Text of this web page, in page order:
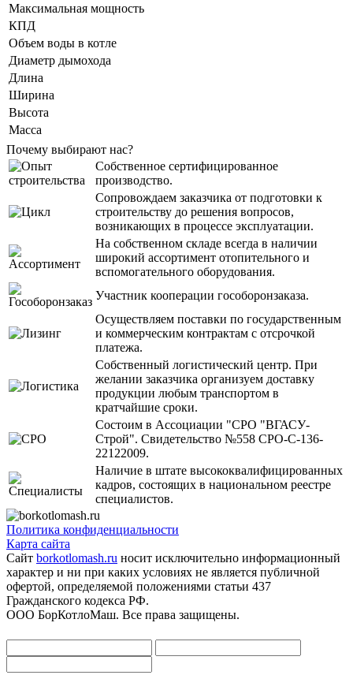
Максимальная мощность
КПД
Объем воды в котле
Диаметр дымохода
Длина
Ширина
Высота
Масса
Почему выбирают нас?
Собственное сертифицированное
производство.
Сопровождаем заказчика от подготовки к
строительству до решения вопросов,
возникающих в процессе эксплуатации.
На собственном складе всегда в наличии
широкий ассортимент отопительного и
вспомогательного оборудования.
Участник кооперации гособоронзаказа.
Осуществляем поставки по государственным
и коммерческим контрактам с отсрочкой
платежа.
Собственный логистический центр. При
желании заказчика организуем доставку
продукции любым транспортом в
кратчайшие сроки.
Состоим в Ассоциации "СРО "ВГАСУ-
Строй". Свидетельство №558 СРО-С-136-
22122009.
Наличие в штате высококвалифицированных
кадров, состоящих в национальном реестре
специалистов.
Политика конфиденциальности
Карта сайта
Сайт borkotlomash.ru носит исключительно информационный
характер и ни при каких условиях не является публичной
офертой, определяемой положениями статьи 437
Гражданского кодекса РФ.
ООО БорКотлоМаш. Все права защищены.